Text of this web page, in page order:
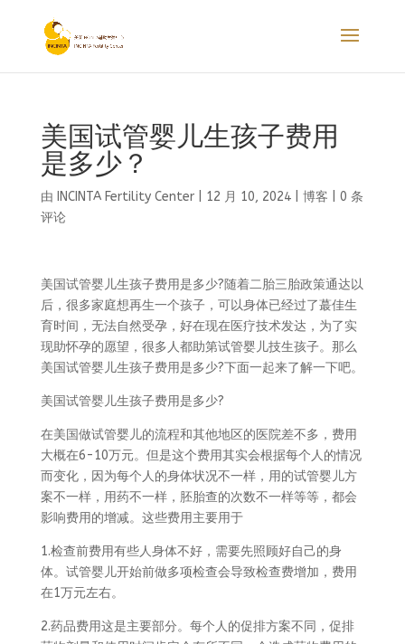
美国试管婴儿生孩子费用
是多少？
由 INCINTA Fertility Center| 12 月 10, 2024| 博客
0 条
评论
美国试管婴儿生孩子费用是多少?随着二胎三胎政策通达以
后，很多家庭想再生一个孩子，可以身体已经过了蕞佳生
育时间，无法自然受孕，好在现在医疗技术发达，为了实
现助怀孕的愿望，很多人都助第试管婴儿技生孩子。那么
美国试管婴儿生孩子费用是多少?下面一起来了解一下吧。
美国试管婴儿生孩子费用是多少?
在美国做试管婴儿的流程和其他地区的医院差不多，费用
大概在6-10万元。但是这个费用其实会根据每个人的情况
而变化，因为每个人的身体状况不一样，用的试管婴儿方
案不一样，用药不一样，胚胎查的次数不一样等等，都会
影响费用的增减。这些费用主要用于
1.检查前费用有些人身体不好，需要先照顾好自己的身
体。试管婴儿开始前做多项检查会导致检查费增加，费用
在1万元左右。
2.药品费用这是主要部分。每个人的促排方案不同，促排